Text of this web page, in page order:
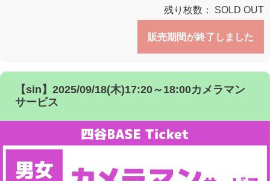
残り枚数： SOLD OUT
販売期間が終了しました
【sin】2025/09/18(木)17:20～18:00カメラマン
サービス